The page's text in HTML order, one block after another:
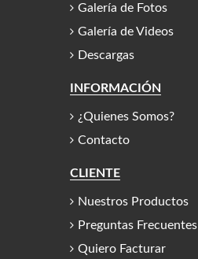
Galería de Fotos
Galería de Videos
Descargas
INFORMACIÓN
¿Quienes Somos?
Contacto
CLIENTE
Nuestros Productos
Preguntas Frecuentes
Quiero Facturar